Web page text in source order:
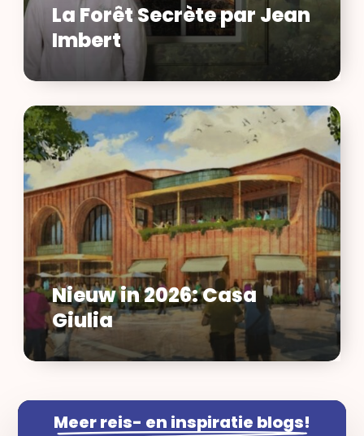
La Forêt Secrète par Jean
Imbert
Nieuw
in
2026:
Casa
Giulia
Nieuw in 2026: Casa
Giulia
Meer reis- en inspiratie blogs!